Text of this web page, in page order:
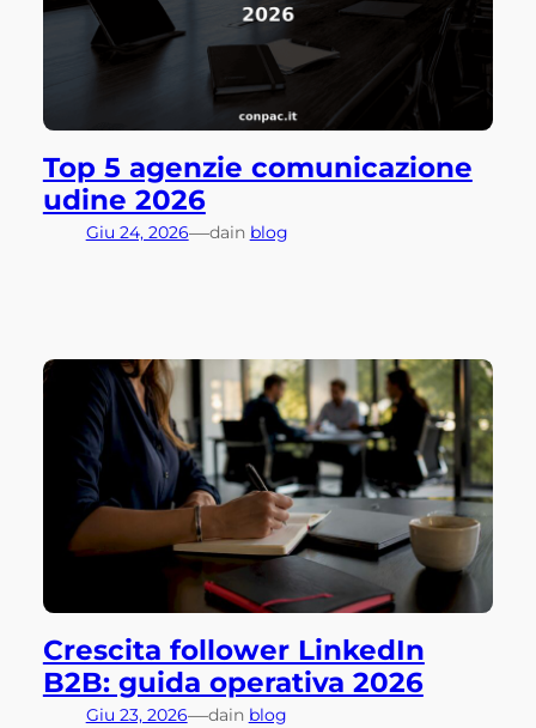
Top 5 agenzie comunicazione
udine 2026
Giu 24, 2026—dain blog
Crescita follower LinkedIn
B2B: guida operativa 2026
Giu 23, 2026—dain blog